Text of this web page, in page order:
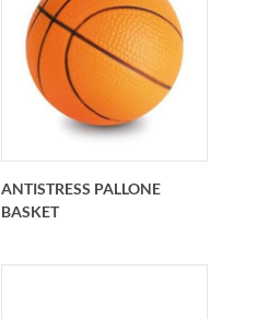
Antistress pallone
football
personalizzato O 63
mm
ANTISTRESS PALLONE
BASKET